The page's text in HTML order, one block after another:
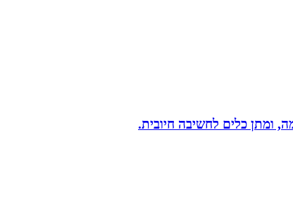
ומתן כלים לחשיבה חיובית.